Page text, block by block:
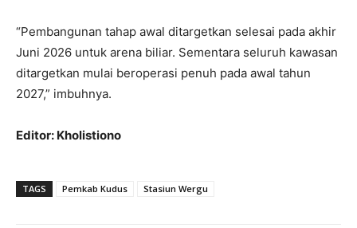
“Pembangunan tahap awal ditargetkan selesai pada akhir
Juni 2026 untuk arena biliar. Sementara seluruh kawasan
ditargetkan mulai beroperasi penuh pada awal tahun
2027,” imbuhnya.
Editor: Kholistiono
TAGS Pemkab Kudus Stasiun Wergu